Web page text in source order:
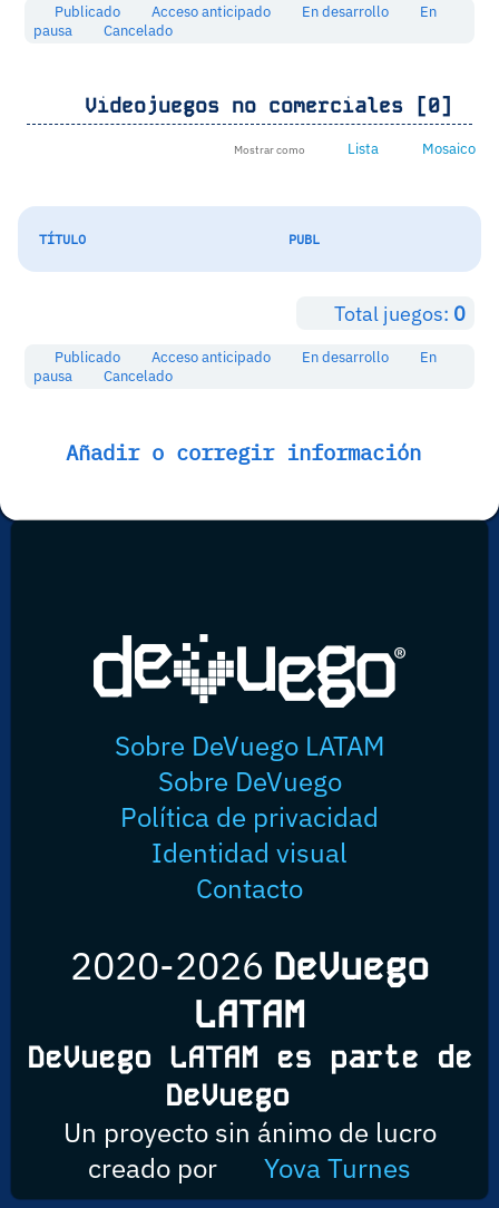
Publicado Acceso anticipado En desarrollo
En
pausa
Cancelado
Videojuegos no comerciales [0]
Mostrar como Lista Mosaico
TÍTULO PUBL
Total juegos: 0
Publicado Acceso anticipado En desarrollo
En
pausa
Cancelado
Añadir o corregir información
Sobre DeVuego LATAM
Sobre DeVuego
Política de privacidad
Identidad visual
Contacto
2020-2026 DeVuego
LATAM
DeVuego LATAM es parte de
DeVuego
Un proyecto sin ánimo de lucro
creado por
Yova Turnes